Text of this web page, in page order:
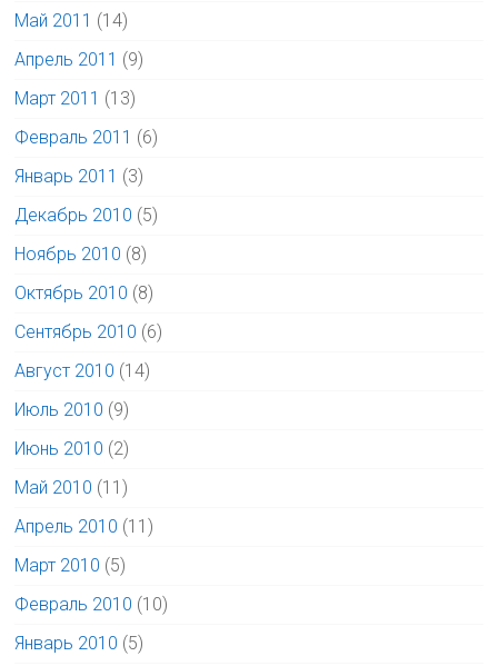
Май 2011 (14)
Апрель 2011 (9)
Март 2011 (13)
Февраль 2011 (6)
Январь 2011 (3)
Декабрь 2010 (5)
Ноябрь 2010 (8)
Октябрь 2010 (8)
Сентябрь 2010 (6)
Август 2010 (14)
Июль 2010 (9)
Июнь 2010 (2)
Май 2010 (11)
Апрель 2010 (11)
Март 2010 (5)
Февраль 2010 (10)
Январь 2010 (5)